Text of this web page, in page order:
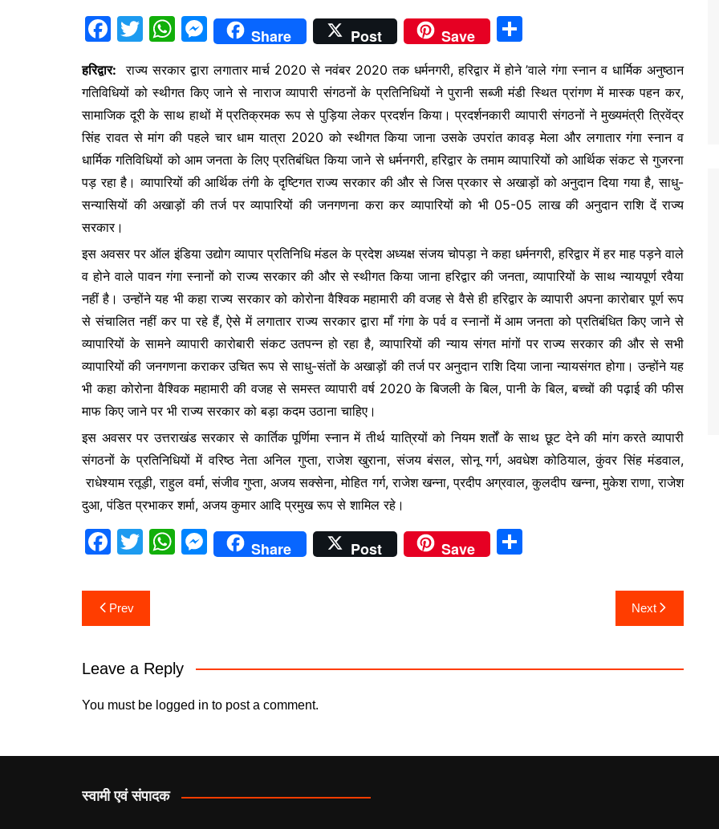
F
c
e
b
o
o
k
T
itt
er
W
at
s
A
p
p
M
e
s
s
e
n
g
er
Share Post Save
ar
e
हरिद्वार: राज्य सरकार द्वारा लगातार मार्च 2020 से नवंबर 2020 तक धर्मनगरी, हरिद्वार में होने ’वाले गंगा स्नान व धार्मिक अनुष्ठान
गतिविधियों को स्थीगत किए जाने से नाराज व्यापारी संगठनों के प्रतिनिधियों ने पुरानी सब्जी मंडी स्थित प्रांगण में मास्क पहन कर,
सामाजिक दूरी के साथ हाथों में प्रतिक्रमक रूप से पुड़िया लेकर प्रदर्शन किया। प्रदर्शनकारी व्यापारी संगठनों ने मुख्यमंत्री त्रिवेंद्र
सिंह रावत से मांग की पहले चार धाम यात्रा 2020 को स्थीगत किया जाना उसके उपरांत कावड़ मेला और लगातार गंगा स्नान व
धार्मिक गतिविधियों को आम जनता के लिए प्रतिबंधित किया जाने से धर्मनगरी, हरिद्वार के तमाम व्यापारियों को आर्थिक संकट से गुजरना
पड़ रहा है। व्यापारियों की आर्थिक तंगी के दृष्टिगत राज्य सरकार की और से जिस प्रकार से अखाड़ों को अनुदान दिया गया है, साधु-
सन्यासियों की अखाड़ों की तर्ज पर व्यापारियों की जनगणना करा कर व्यापारियों को भी 05-05 लाख की अनुदान राशि दें राज्य
सरकार।
इस अवसर पर ऑल इंडिया उद्योग व्यापार प्रतिनिधि मंडल के प्रदेश अध्यक्ष संजय चोपड़ा ने कहा धर्मनगरी, हरिद्वार में हर माह पड़ने वाले
व होने वाले पावन गंगा स्नानों को राज्य सरकार की और से स्थीगत किया जाना हरिद्वार की जनता, व्यापारियों के साथ न्यायपूर्ण रवैया
नहीं है। उन्होंने यह भी कहा राज्य सरकार को कोरोना वैश्विक महामारी की वजह से वैसे ही हरिद्वार के व्यापारी अपना कारोबार पूर्ण रूप
से संचालित नहीं कर पा रहे हैं, ऐसे में लगातार राज्य सरकार द्वारा माँ गंगा के पर्व व स्नानों में आम जनता को प्रतिबंधित किए जाने से
व्यापारियों के सामने व्यापारी कारोबारी संकट उतपन्न हो रहा है, व्यापारियों की न्याय संगत मांगों पर राज्य सरकार की और से सभी
व्यापारियों की जनगणना कराकर उचित रूप से साधु-संतों के अखाड़ों की तर्ज पर अनुदान राशि दिया जाना न्यायसंगत होगा। उन्होंने यह
भी कहा कोरोना वैश्विक महामारी की वजह से समस्त व्यापारी वर्ष 2020 के बिजली के बिल, पानी के बिल, बच्चों की पढ़ाई की फीस
माफ किए जाने पर भी राज्य सरकार को बड़ा कदम उठाना चाहिए।
इस अवसर पर उत्तराखंड सरकार से कार्तिक पूर्णिमा स्नान में तीर्थ यात्रियों को नियम शर्तों के साथ छूट देने की मांग करते व्यापारी
संगठनों के प्रतिनिधियों में वरिष्ठ नेता अनिल गुप्ता, राजेश खुराना, संजय बंसल, सोनू गर्ग, अवधेश कोठियाल, कुंवर सिंह मंडवाल,
राधेश्याम रतूड़ी, राहुल वर्मा, संजीव गुप्ता, अजय सक्सेना, मोहित गर्ग, राजेश खन्ना, प्रदीप अग्रवाल, कुलदीप खन्ना, मुकेश राणा, राजेश
दुआ, पंडित प्रभाकर शर्मा, अजय कुमार आदि प्रमुख रूप से शामिल रहे।
F
c
e
o
o
T
itt
er
W
p
p
M
e
n
g
er
Share Post Save
Post
navigation
Prev Next
Leave a Reply
You must be logged in to post a comment.
स्वामी एवं संपादक